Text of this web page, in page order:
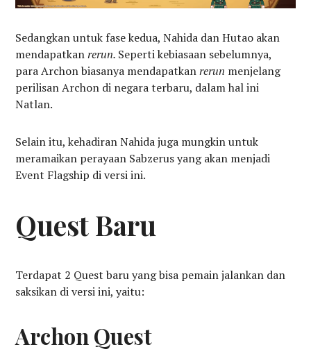
Sedangkan untuk fase kedua, Nahida dan Hutao akan
mendapatkanrerun. Seperti kebiasaan sebelumnya,
para Archon biasanya mendapatkanrerun menjelang
perilisan Archon di negara terbaru, dalam hal ini
Natlan.
Selain itu, kehadiran Nahida juga mungkin untuk
meramaikan perayaan Sabzerus yang akan menjadi
Event Flagship di versi ini.
Quest Baru
Terdapat 2 Quest baru yang bisa pemain jalankan dan
saksikan di versi ini, yaitu:
Archon Quest